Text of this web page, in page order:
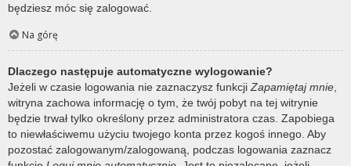
będziesz móc się zalogować.
Na górę
Dlaczego następuje automatyczne wylogowanie?
Jeżeli w czasie logowania nie zaznaczysz funkcji Zapamiętaj mnie
witryna zachowa informację o tym, że twój pobyt na tej witrynie
będzie trwał tylko określony przez administratora czas. Zapobiega
to niewłaściwemu użyciu twojego konta przez kogoś innego. Aby
pozostać zalogowanym/zalogowaną, podczas logowania zaznacz